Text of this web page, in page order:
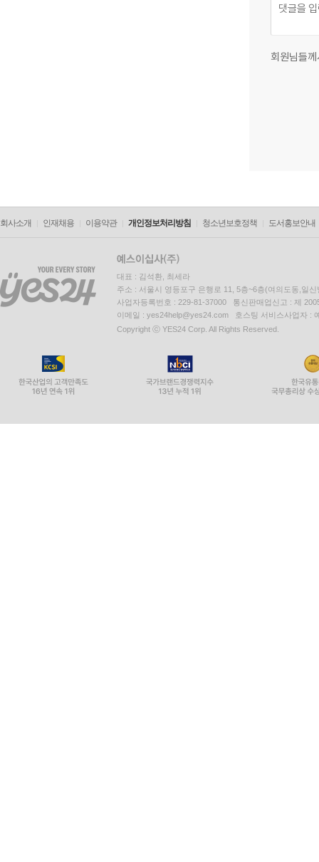
회원님들
회사소개 인재채용 이용약관 개인정보처리방침 청소년보호정책 도서홍보안내
대표 : 김석환, 최세라
주소 : 서울시 영등포구 은행로 11, 5층~6층(여의도동,일신
사업자등록번호 : 229-81-37000 통신판매업신고 : 제
이메일 : yes24help@yes24.com 호스팅 서비스사업자 :
Copyright ⓒ YES24 Corp. All Rights Reserved.